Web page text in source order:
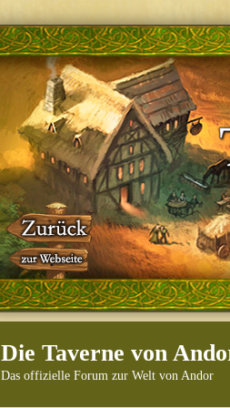
Die Taverne von
Das offizielle Forum zur Welt von Andor